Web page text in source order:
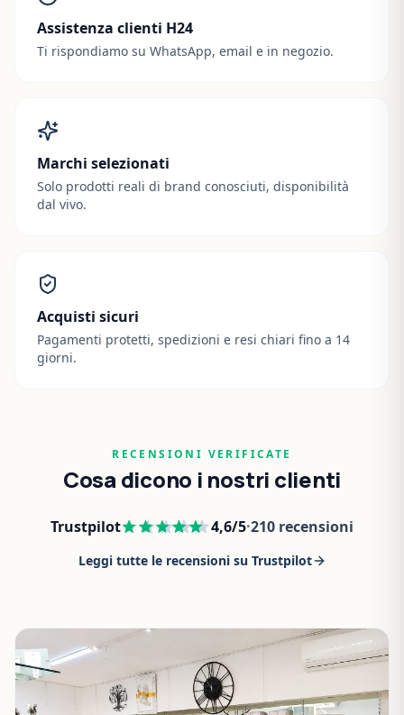
Assistenza clienti H24
Ti rispondiamo su WhatsApp, email e in negozio.
Marchi selezionati
Solo prodotti reali di brand conosciuti, disponibilità
dal vivo.
Acquisti sicuri
Pagamenti protetti, spedizioni e resi chiari fino a 14
giorni.
RECENSIONI VERIFICATE
Cosa dicono i nostri clienti
Trustpilot 4,6/5·210 recensioni
Leggi tutte le recensioni su Trustpilot